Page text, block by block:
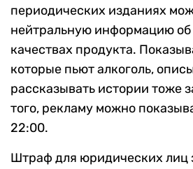
периодических изданиях
нейтральную информацию
качествах продукта.
которые пьют алкоголь,
рассказывать истории тоже
того, рекламу можно
22:00.
Штраф для юридических лиц